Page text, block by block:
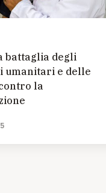
battaglia degli
umanitari e delle
la